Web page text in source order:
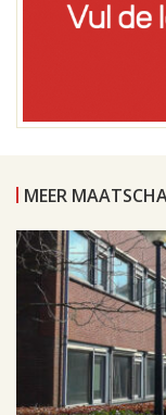
MEER